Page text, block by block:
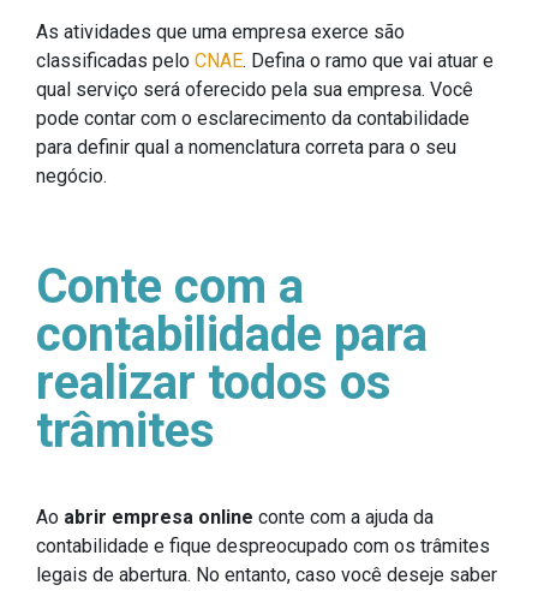
As atividades que uma empresa exerce são
classificadas pelo CNAE. Defina o ramo que vai atuar e
qual serviço será oferecido pela sua empresa. Você
pode contar com o esclarecimento da contabilidade
para definir qual a nomenclatura correta para o seu
negócio.
Conte com a
contabilidade para
realizar todos os
trâmites
Ao abrir empresa online conte com a ajuda da
contabilidade e fique despreocupado com os trâmites
legais de abertura. No entanto, caso você deseje saber